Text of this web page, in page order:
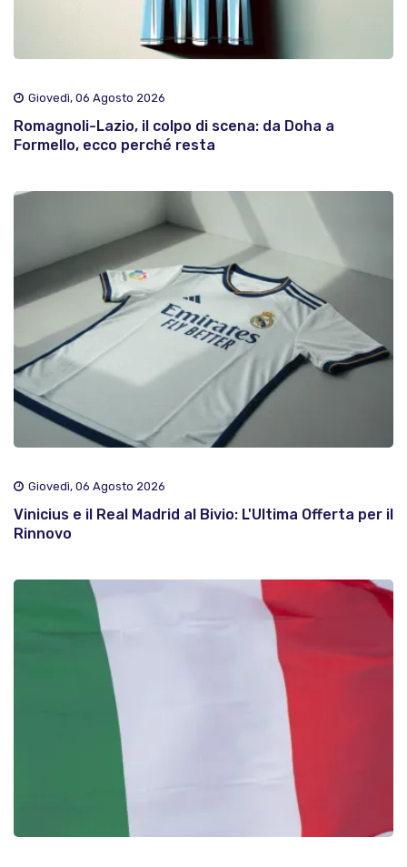
Giovedì, 06 Agosto 2026
Romagnoli-Lazio, il colpo di scena: da Doha a
Formello, ecco perché resta
Giovedì, 06 Agosto 2026
Vinicius e il Real Madrid al Bivio: L'Ultima Offerta per il
Rinnovo